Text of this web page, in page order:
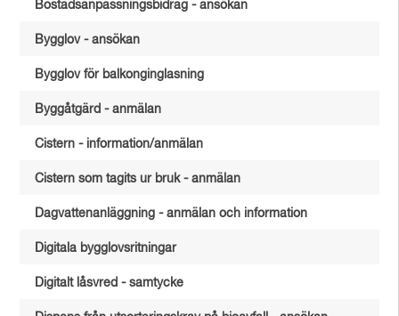
Bostadsanpassningsbidrag - ansökan
Bygglov - ansökan
Bygglov för balkonginglasning
Byggåtgärd - anmälan
Cistern - information/anmälan
Cistern som tagits ur bruk - anmälan
Dagvattenanläggning - anmälan och information
Digitala bygglovsritningar
Digitalt låsvred - samtycke